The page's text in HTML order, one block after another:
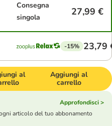
Consegna
singola
27,99 €
-15% 23,79
al
Aggiungi al
carrello
Approfondisci >
articolo del tuo abbonamento